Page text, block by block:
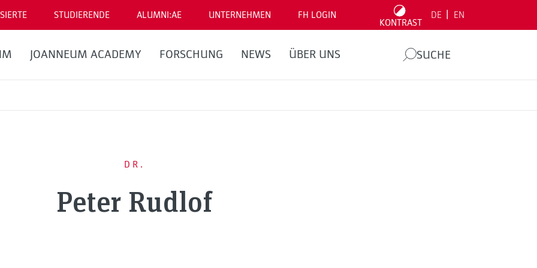
STUDIERENDE ALUMNI:AE UNTERNEHMEN FH LOGIN
KONTRAST
DE EN
JOANNEUM ACADEMY FORSCHUNG NEWS ÜBER UNS SUCHE
DR.
Peter Rudlof